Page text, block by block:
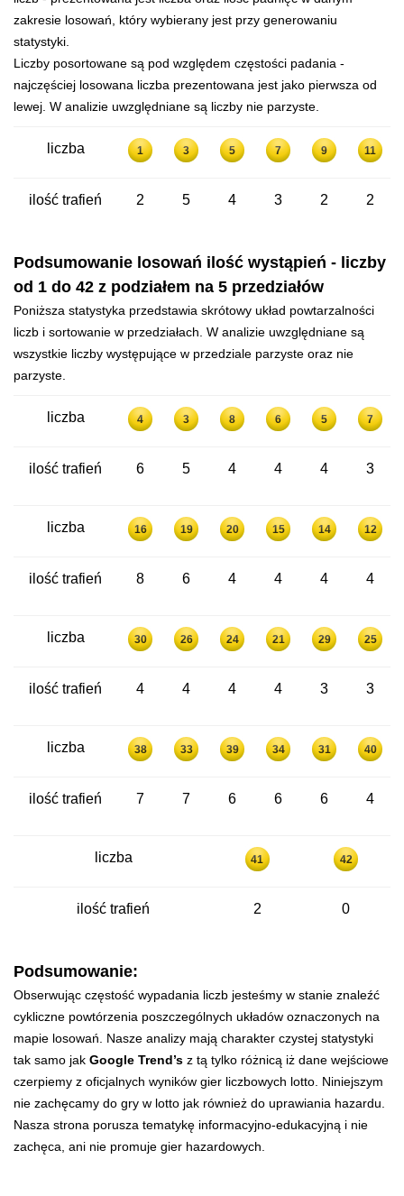
zakresie losowań, który wybierany jest przy generowaniu
statystyki.
Liczby posortowane są pod względem częstości padania -
najczęściej losowana liczba prezentowana jest jako pierwsza od
lewej. W analizie uwzględniane są liczby nie parzyste.
liczba 1 3 5 7 9 11
ilość trafień 2 5 4 3 2 2
Podsumowanie losowań ilość wystąpień - liczby
od 1 do 42 z podziałem na 5 przedziałów
Poniższa statystyka przedstawia skrótowy układ powtarzalności
liczb i sortowanie w przedziałach. W analizie uwzględniane są
wszystkie liczby występujące w przedziale parzyste oraz nie
parzyste.
liczba 4 3 8 6 5 7
ilość trafień 6 5 4 4 4 3
liczba 16 19 20 15 14 12
ilość trafień 8 6 4 4 4 4
liczba 30 26 24 21 29 25
ilość trafień 4 4 4 4 3 3
liczba 38 33 39 34 31 40
ilość trafień 7 7 6 6 6 4
liczba 41 42
ilość trafień 2 0
Podsumowanie:
Obserwując częstość wypadania liczb jesteśmy w stanie znaleźć
cykliczne powtórzenia poszczególnych układów oznaczonych na
mapie losowań. Nasze analizy mają charakter czystej statystyki
tak samo jak Google Trend’s z tą tylko różnicą iż dane wejściowe
czerpiemy z oficjalnych wyników gier liczbowych lotto. Niniejszym
nie zachęcamy do gry w lotto jak również do uprawiania hazardu.
Nasza strona porusza tematykę informacyjno-edukacyjną i nie
zachęca, ani nie promuje gier hazardowych.